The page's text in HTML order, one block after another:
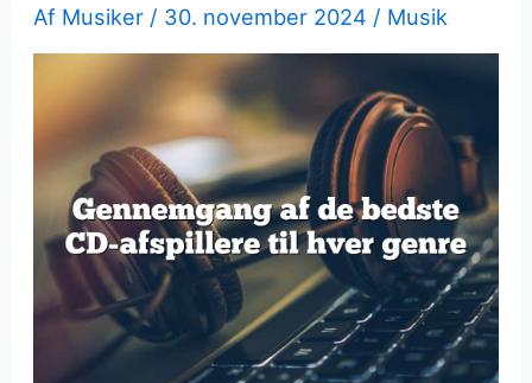
Af Musiker / 30. november 2024 / Musik